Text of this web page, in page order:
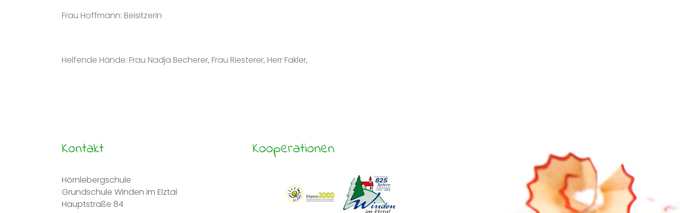
Frau Hoffmann: Beisitzerin
Helfende Hände: Frau Nadja Becherer, Frau Riesterer, Herr Fakler,
Kontakt
Hörnlebergschule
Grundschule Winden im Elztal
Hauptstraße 84
Kooperationen